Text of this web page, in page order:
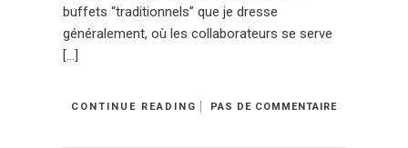
buffets “traditionnels” que je dresse
généralement, où les collaborateurs se serve
[…]
CONTINUE READING PAS DE COMMENTAIRE